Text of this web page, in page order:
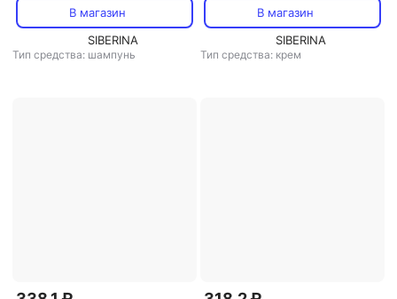
SHP(34)-SIBВ магазин
SIBERINA
Тип средства: шампунь
чувствительной кожи 75
В магазин
SIBERINA
Тип средства: крем